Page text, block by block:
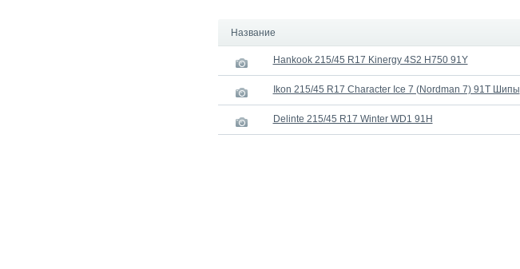
Название
Hankook 215/45 R17 Kinergy 4S2 H750 91Y
Ikon 215/45 R17 Character Ice 7 (Nordman 7) 91T Шипы
Delinte 215/45 R17 Winter WD1 91H